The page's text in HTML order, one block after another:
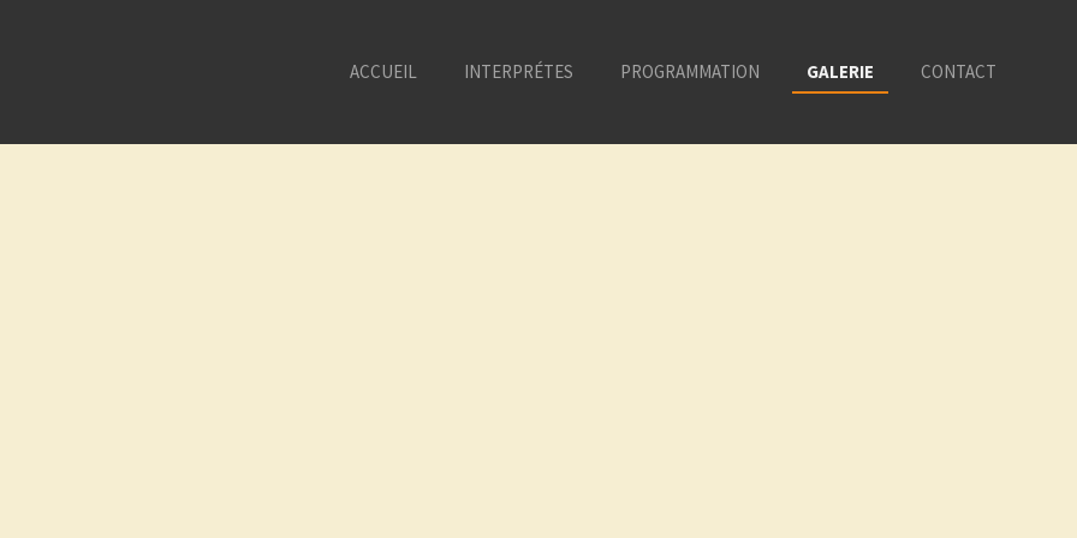
ACCUEIL INTERPRÉTES PROGRAMMATION GALERIE CONTACT